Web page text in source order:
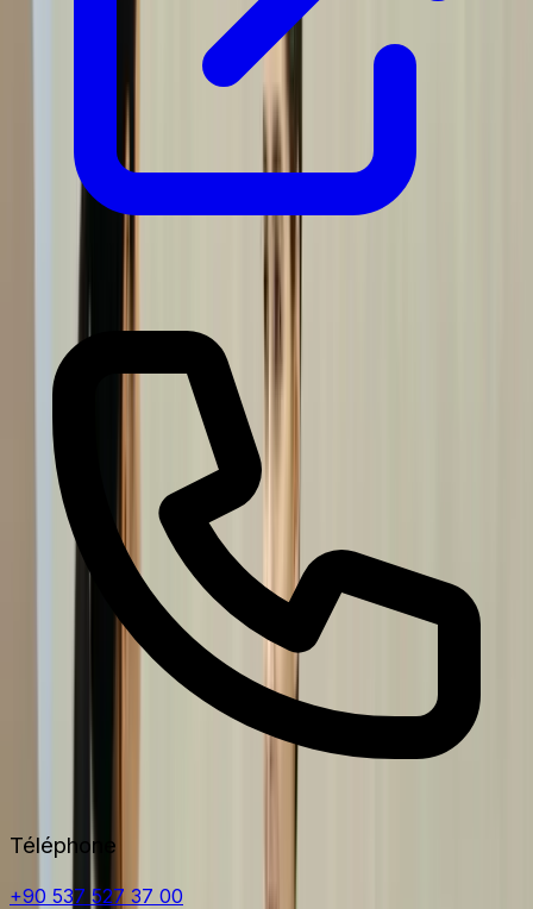
Téléphone
+90 537 527 37 00